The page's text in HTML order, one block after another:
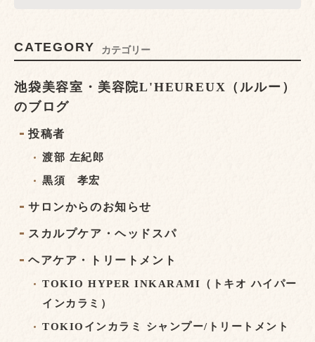
CATEGORY カテゴリー
池袋美容室・美容院L'HEUREUX（ルルー）
のブログ
投稿者
渡部 左紀郎
黒須 孝宏
サロンからのお知らせ
スカルプケア・ヘッドスパ
ヘアケア・トリートメント
TOKIO HYPER INKARAMI（トキオ ハイパー
インカラミ）
TOKIOインカラミ シャンプー/トリートメント